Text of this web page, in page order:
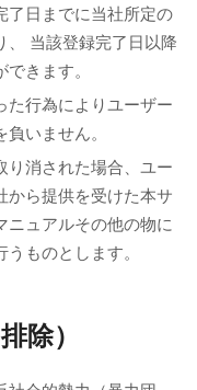
了日までに当社所定の
、 当該登録完了日以降
きます。
た行為によりユーザー
いません。
り消された場合、ユー
から提供を受けた本サ
ニュアルその他の物に
ものとします。
除）